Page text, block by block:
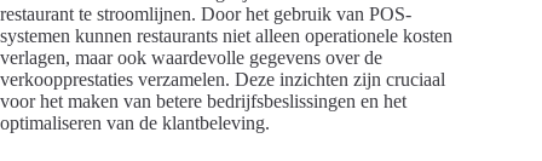
restaurant te stroomlijnen. Door het gebruik van POS-
systemen kunnen restaurants niet alleen operationele kosten
verlagen, maar ook waardevolle gegevens over de
verkoopprestaties verzamelen. Deze inzichten zijn cruciaal
voor het maken van betere bedrijfsbeslissingen en het
optimaliseren van de klantbeleving.